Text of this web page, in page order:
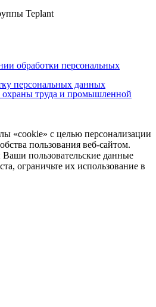
Teplant
обработки персональных
персональных данных
охраны труда и промышленной
«cookie» с целью персонализации
пользования веб-сайтом.
пользовательские данные
ограничьте их использование в